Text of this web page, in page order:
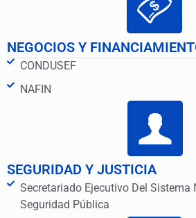
NEGOCIOS Y
CONDUSEF
NAFIN
SEGURIDAD Y JUSTICIA
Secretariado Ejecutivo Del Sistema
Seguridad Pública